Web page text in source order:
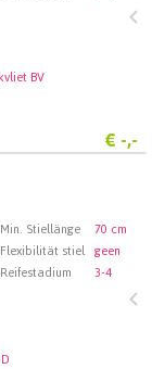
BV
€ -,-
Min. Stiellänge
70 cm
Flexibilität stiel
geen
Reifestadium
3-4